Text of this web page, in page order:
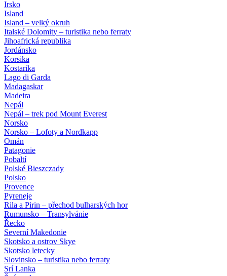
Irsko
Island
Island – velký okruh
Italské Dolomity – turistika nebo ferraty
Jihoafrická republika
Jordánsko
Korsika
Kostarika
Lago di Garda
Madagaskar
Madeira
Nepál
Nepál – trek pod Mount Everest
Norsko
Norsko – Lofoty a Nordkapp
Omán
Patagonie
Pobaltí
Polské Bieszczady
Polsko
Provence
Pyreneje
Rila a Pirin – přechod bulharských hor
Rumunsko – Transylvánie
Řecko
Severní Makedonie
Skotsko a ostrov Skye
Skotsko letecky
Slovinsko – turistika nebo ferraty
Srí Lanka